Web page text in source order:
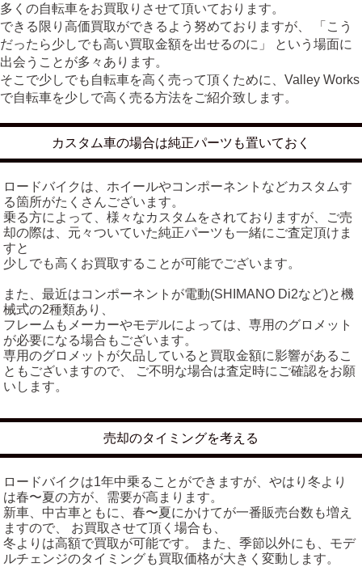
多くの自転車をお買取りさせて頂いております。
できる限り高価買取ができるよう努めておりますが、 「こう
だったら少しでも高い買取金額を出せるのに」 という場面に
出会うことが多々あります。
そこで少しでも自転車を高く売って頂くために、Valley Works
で自転車を少しで高く売る方法をご紹介致します。
カスタム車の場合は純正パーツも置いておく
ロードバイクは、ホイールやコンポーネントなどカスタムす
る箇所がたくさんございます。
乗る方によって、様々なカスタムをされておりますが、ご売
却の際は、元々ついていた純正パーツも一緒にご査定頂けま
すと
少しでも高くお買取することが可能でございます。
また、最近はコンポーネントが電動(SHIMANO Di2など)と機
械式の2種類あり、
フレームもメーカーやモデルによっては、専用のグロメット
が必要になる場合もございます。
専用のグロメットが欠品していると買取金額に影響があるこ
ともございますので、 ご不明な場合は査定時にご確認をお願
いします。
売却のタイミングを考える
ロードバイクは1年中乗ることができますが、やはり冬より
は春〜夏の方が、需要が高まります。
新車、中古車ともに、春〜夏にかけてが一番販売台数も増え
ますので、 お買取させて頂く場合も、
冬よりは高額で買取が可能です。 また、季節以外にも、モデ
ルチェンジのタイミングも買取価格が大きく変動します。